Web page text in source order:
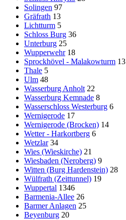
Solingen 97
Gräfrath 13
Lichtturm 5
Schloss Burg 36
Unterburg 25
Wupperwehr 18
Sprockhövel - Malakowturm 13
Thale 5
Ulm 48
Wasserburg Anholt 22
Wasserburg Kemnade 8
Wasserschloss Westerburg 6
Wernigerode 17
Wernigerode (Brocken) 14
Wetter - Harkortberg 6
Wetzlar 34
Wies (Wieskirche) 21
Wiesbaden (Neroberg) 9
Witten (Burg Hardenstein) 28
Wülfrath (Zeittunnel) 19
Wuppertal 1346
Barmenia-Allee 26
Barmer Anlagen 25
Beyenburg 20